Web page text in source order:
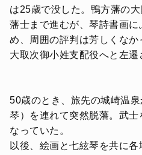
は25歳で没した。鴨方藩の
藩士まで進むが、琴詩書画
め、周囲の評判は芳しくな
大取次御小姓支配役へと左遷
50歳のとき、旅先の城崎温
琴）を連れて突然脱藩。武士
なっていた。
以後、絵画と七絃琴を共に